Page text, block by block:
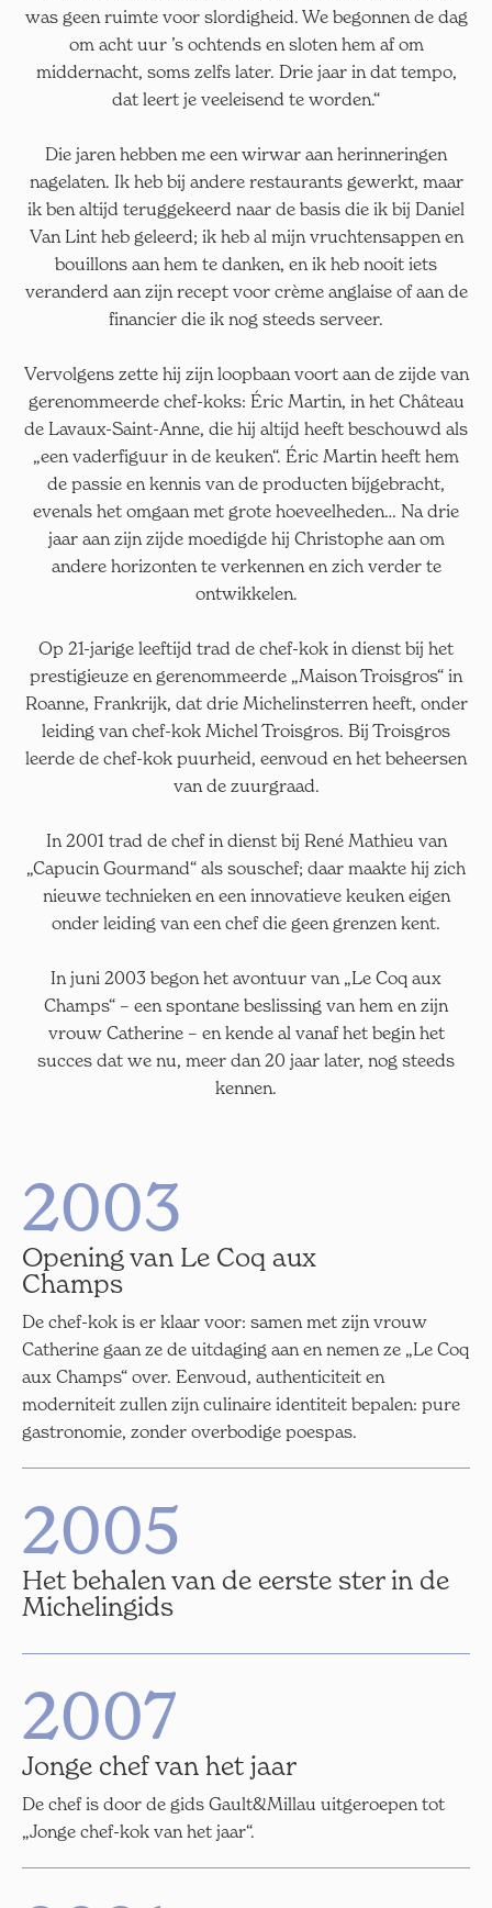
was geen ruimte voor slordigheid. We begonnen de dag
om acht uur ’s ochtends en sloten hem af om
middernacht, soms zelfs later. Drie jaar in dat tempo,
dat leert je veeleisend te worden.“
Die jaren hebben me een wirwar aan herinneringen
nagelaten. Ik heb bij andere restaurants gewerkt, maar
ik ben altijd teruggekeerd naar de basis die ik bij Daniel
Van Lint heb geleerd; ik heb al mijn vruchtensappen en
bouillons aan hem te danken, en ik heb nooit iets
veranderd aan zijn recept voor crème anglaise of aan de
financier die ik nog steeds serveer.
Vervolgens zette hij zijn loopbaan voort aan de zijde van
gerenommeerde chef-koks: Éric Martin, in het Château
de Lavaux-Saint-Anne, die hij altijd heeft beschouwd als
„een vaderfiguur in de keuken“. Éric Martin heeft hem
de passie en kennis van de producten bijgebracht,
evenals het omgaan met grote hoeveelheden… Na drie
jaar aan zijn zijde moedigde hij Christophe aan om
andere horizonten te verkennen en zich verder te
ontwikkelen.
Op 21-jarige leeftijd trad de chef-kok in dienst bij het
prestigieuze en gerenommeerde „Maison Troisgros“ in
Roanne, Frankrijk, dat drie Michelinsterren heeft, onder
leiding van chef-kok Michel Troisgros. Bij Troisgros
leerde de chef-kok puurheid, eenvoud en het beheersen
van de zuurgraad.
In 2001 trad de chef in dienst bij René Mathieu van
„Capucin Gourmand“ als souschef; daar maakte hij zich
nieuwe technieken en een innovatieve keuken eigen
onder leiding van een chef die geen grenzen kent.
In juni 2003 begon het avontuur van „Le Coq aux
Champs“ – een spontane beslissing van hem en zijn
vrouw Catherine – en kende al vanaf het begin het
succes dat we nu, meer dan 20 jaar later, nog steeds
kennen.
2003
Opening van Le Coq aux
Champs
De chef-kok is er klaar voor: samen met zijn vrouw
Catherine gaan ze de uitdaging aan en nemen ze „Le Coq
aux Champs“ over. Eenvoud, authenticiteit en
moderniteit zullen zijn culinaire identiteit bepalen: pure
gastronomie, zonder overbodige poespas.
2005
Het behalen van de eerste ster in de
Michelingids
2007
Jonge chef van het jaar
De chef is door de gids Gault&Millau uitgeroepen tot
„Jonge chef-kok van het jaar“.